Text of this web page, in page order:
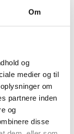
Om
og
medier og til
om
partnere inden
og
disse
EUD
EUX
EUD